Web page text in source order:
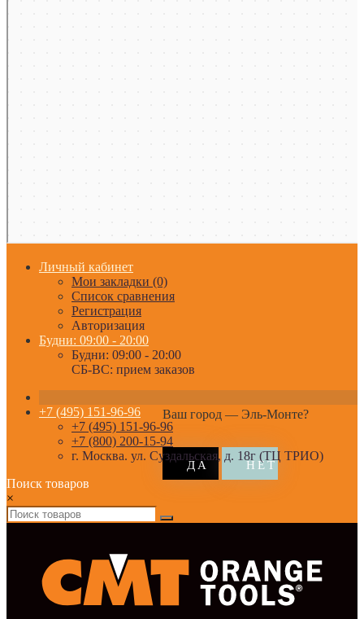
Личный кабинет
Мои закладки (0)
Список сравнения
Регистрация
Авторизация
Будни: 09:00 - 20:00
Будни: 09:00 - 20:00
СБ-ВС: прием заказов
Ваш город — Эль-Монте?
+7 (495) 151-96-96
+7 (495) 151-96-96
+7 (800) 200-15-94
г. Москва. ул. Суздальская, д. 18г (ТЦ ТРИО)
Поиск товаров
×